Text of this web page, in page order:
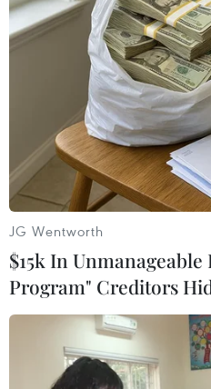
#Hồi giáo cực đoan
#Sát
#Nhà tiên tri Mohammed
#Samuel Paty
#Abdullakh
JG Wentworth
$15k In
Program" Creditors